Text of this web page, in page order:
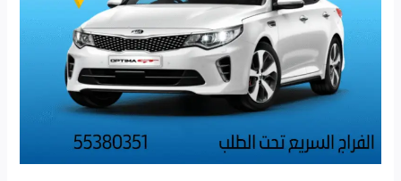
سيارات
أجرة
بالكويت
السريع